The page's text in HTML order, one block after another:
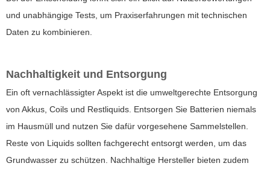
und unabhängige Tests, um Praxiserfahrungen mit technischen
Daten zu kombinieren.
Nachhaltigkeit und Entsorgung
Ein oft vernachlässigter Aspekt ist die umweltgerechte Entsorgung
von Akkus, Coils und Restliquids. Entsorgen Sie Batterien niemals
im Hausmüll und nutzen Sie dafür vorgesehene Sammelstellen.
Reste von Liquids sollten fachgerecht entsorgt werden, um das
Grundwasser zu schützen. Nachhaltige Hersteller bieten zudem